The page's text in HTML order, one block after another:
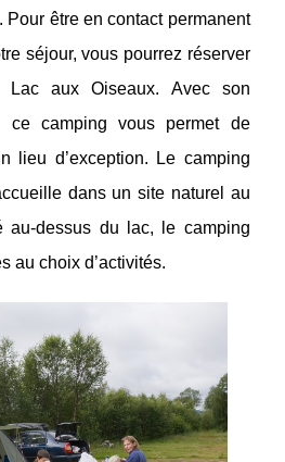
. Pour être en contact permanent
séjour, vous pourrez réserver
Lac aux Oiseaux. Avec son
ce camping vous permet de
lieu d’exception. Le camping
dans un site naturel au
dessus du lac, le camping
au choix d’activités.